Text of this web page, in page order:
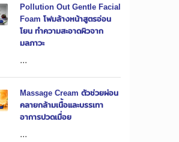
Pollution Out Gentle Facial
Foam โฟมล้างหน้าสูตรอ่อน
โยน ทำความสะอาดผิวจาก
มลภาวะ
...
Massage Cream ตัวช่วยผ่อน
คลายกล้ามเนื้อและบรรเทา
อาการปวดเมื่อย
...